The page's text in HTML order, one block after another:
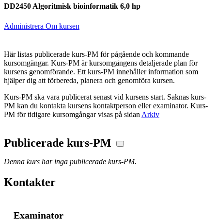
DD2450 Algoritmisk bioinformatik 6,0 hp
Administrera Om kursen
Här listas publicerade kurs-PM för pågående och kommande
kursomgångar. Kurs-PM är kursomgångens detaljerade plan för
kursens genomförande. Ett kurs-PM innehåller information som
hjälper dig att förbereda, planera och genomföra kursen.
Kurs-PM ska vara publicerat senast vid kursens start. Saknas kurs-
PM kan du kontakta kursens kontaktperson eller examinator. Kurs-
PM för tidigare kursomgångar visas på sidan Arkiv
Publicerade kurs-PM
Denna kurs har inga publicerade kurs-PM.
Kontakter
Examinator